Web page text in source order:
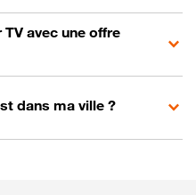
avec une offre
dans ma ville ?